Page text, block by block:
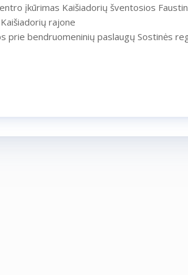
įkūrimas Kaišiadorių šventosios
rajone
prie bendruomeninių paslaugų Sostinės